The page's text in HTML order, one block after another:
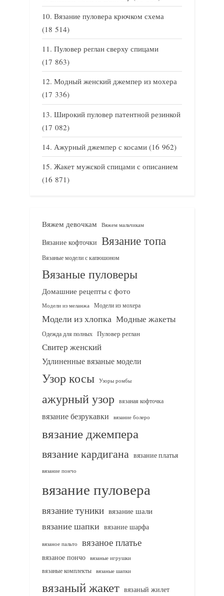
Вязание пуловера крючком схема
(18 514)
Пуловер реглан сверху спицами
(17 863)
Модный женский джемпер из мохера
(17 336)
Широкий пуловер патентной резинкой
(17 082)
Ажурный джемпер с косами (16 962)
Жакет мужской спицами с описанием
(16 871)
Вяжем девочкам Вяжем мальчикам
Вязание кофточки Вязание топа
Вязаные модели с капюшоном
Вязаные пуловеры
Домашние рецепты с фото
Модели из меланжа Модели из мохера
Модели из хлопка Модные жакеты
Одежда для полных Пуловер реглан
Свитер женский
Удлиненные вязаные модели
Узор косы Узоры ромбы
ажурный узор вязаная кофточка
вязание безрукавки вязание болеро
вязание джемпера
вязание кардигана вязание платья
вязание пончо
вязание пуловера
вязание туники вязание шали
вязание шапки вязание шарфа
вязаное пальто вязаное платье
вязаное пончо вязаные игрушки
вязаные комплекты
вязаные шапки
вязаный жакет вязаный жилет